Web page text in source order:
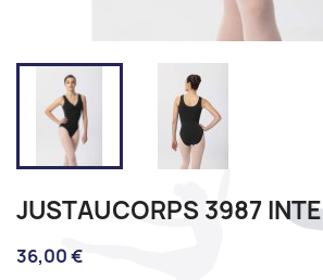
JUSTAUCORPS 3987
36,00 €